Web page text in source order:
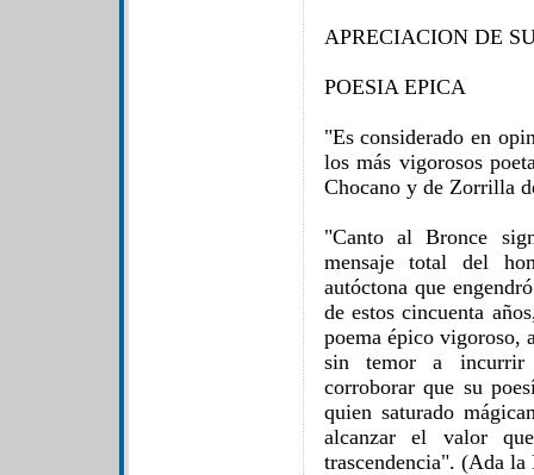
APRECIACION DE
POESIA EPICA
"Es considerado en
los más vigorosos
Chocano y de Zorrilla
"Canto al Bronce
mensaje total del
autóctona que
de estos cincuenta
poema épico vigoroso,
sin temor a incurrir
corroborar que su
quien saturado
alcanzar el valor
trascendencia". (Ada la